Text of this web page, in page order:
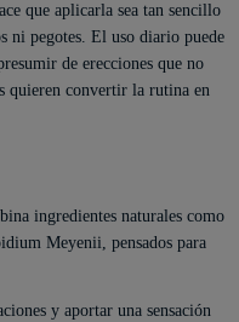
que aplicarla sea tan sencillo
ni pegotes. El uso diario puede
de erecciones que no
quieren convertir la rutina en
ingredientes naturales como
Meyenii, pensados para
y aportar una sensación